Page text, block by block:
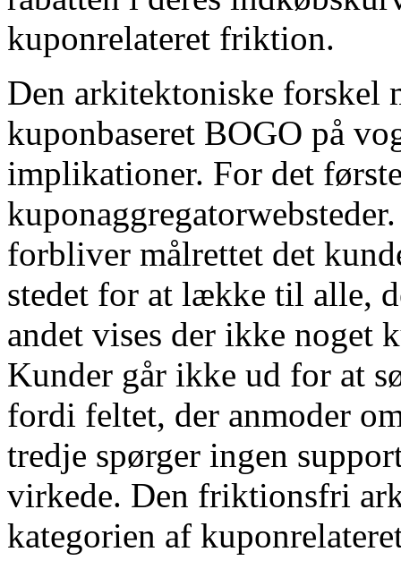
kuponrelateret friktion.
Den arkitektoniske forskel
kuponbaseret BOGO på
implikationer. For det
forbliver målrettet det
stedet for at lække til alle,
andet vises der ikke noget
Kunder går ikke ud for at
fordi feltet, der anmoder
tredje spørger ingen
virkede. Den friktionsfri
kategorien af